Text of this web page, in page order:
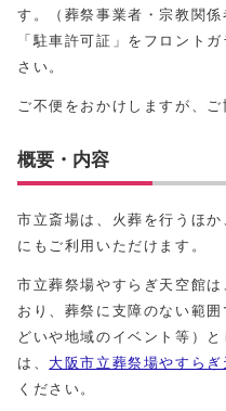
す。（葬祭事業者・宗教関
「駐車許可証」をフロント
さい。
ご不便をおかけしますが、ご
概要・内容
市立斎場は、火葬を行うほ
にもご利用いただけます。
市立葬祭場やすらぎ天空館
おり、葬祭に支障のない範
どいや地域のイベント等）
は、 大阪市立葬祭場やすら
ください。